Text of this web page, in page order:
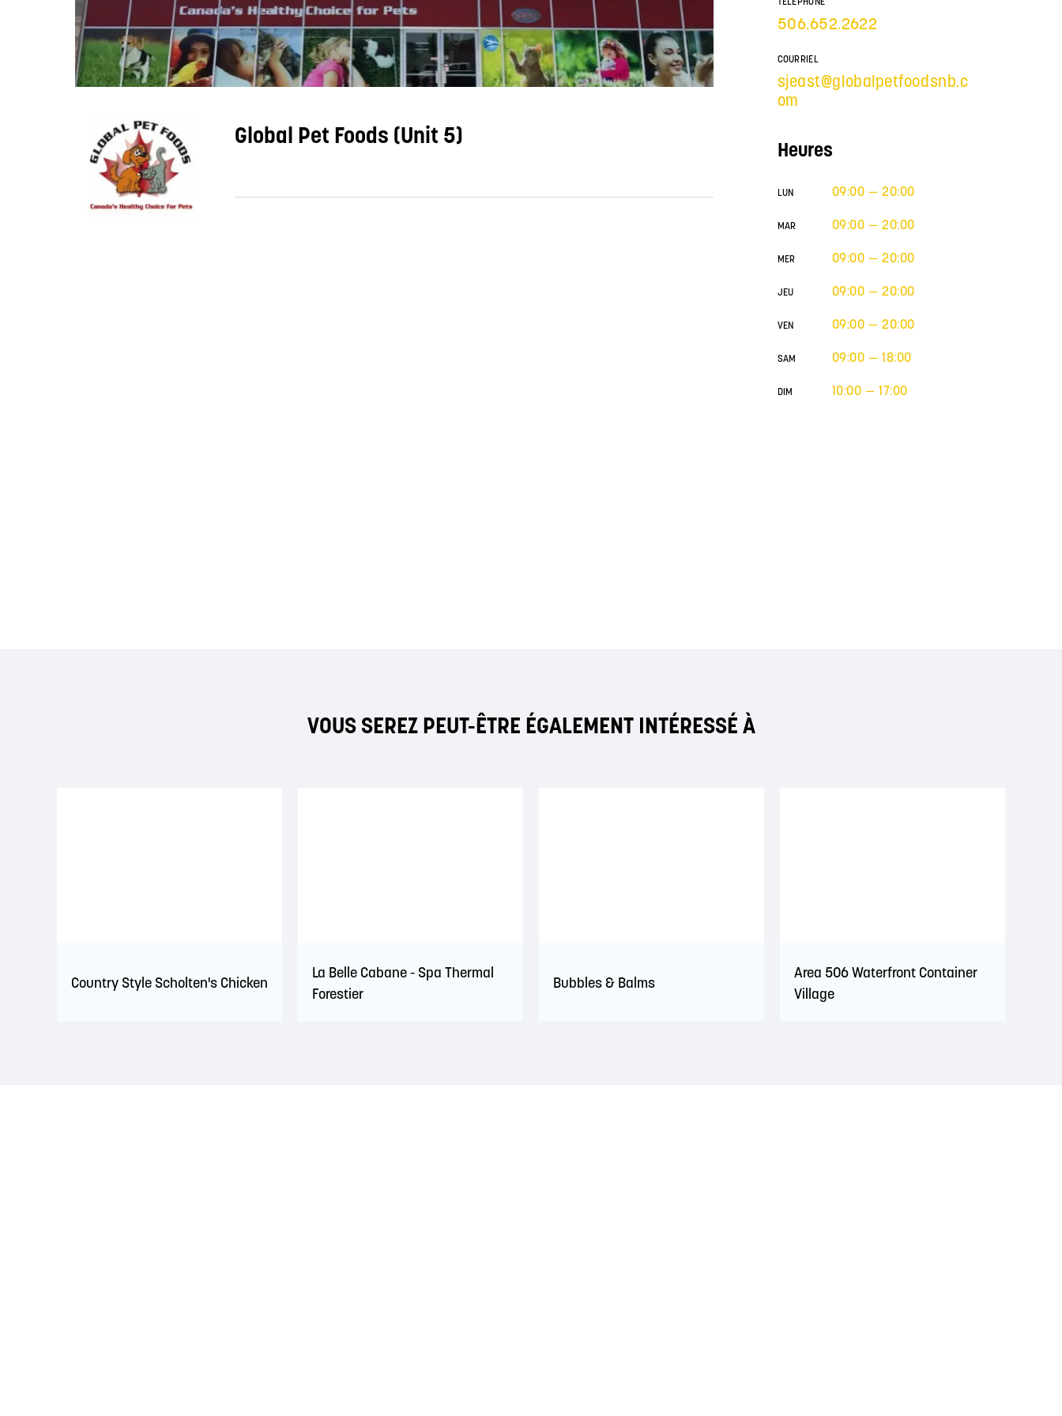
Global Pet Foods (Unit 5)
506.652.2622
COURRIEL
sjeast@globalpetfoodsnb.c
om
Heures
LUN 09:00 — 20:00
MAR 09:00 — 20:00
MER 09:00 — 20:00
JEU 09:00 — 20:00
VEN 09:00 — 20:00
SAM 09:00 — 18:00
DIM 10:00 — 17:00
VOUS SEREZ PEUT-ÊTRE ÉGALEMENT INTÉRESSÉ À
Country Style Scholten's Chicken
La Belle Cabane - Spa Thermal
Forestier
Bubbles & Balms
Area 506 Waterfront Container
Village